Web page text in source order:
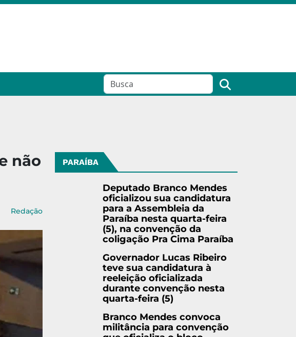
não
Redação
PARAÍBA
Deputado Branco Mendes
oficializou sua candidatura
para a Assembleia da
Paraíba nesta quarta-feira
(5), na convenção da
coligação Pra Cima Paraíba
Governador Lucas Ribeiro
teve sua candidatura à
reeleição oficializada
durante convenção nesta
quarta-feira (5)
Branco Mendes convoca
militância para convenção